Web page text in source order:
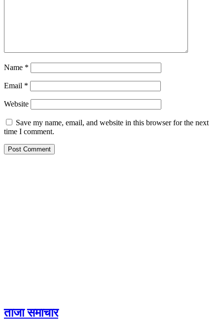
Name *
Email *
Website
Save my name, email, and website in this browser for the next
time I comment.
ताजा समाचार